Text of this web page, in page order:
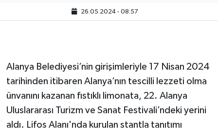
26.05.2024 - 08:57
Alanya Belediyesi’nin girişimleriyle 17 Nisan 2024
tarihinden itibaren Alanya’nın tescilli lezzeti olma
ünvanını kazanan fıstıklı limonata, 22. Alanya
Uluslararası Turizm ve Sanat Festivali’ndeki yerini
aldı. Lifos Alanı'nda kurulan stantla tanıtımı